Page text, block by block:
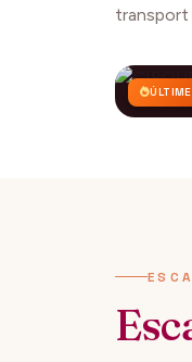
transport